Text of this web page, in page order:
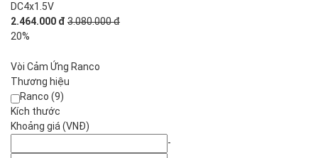
DC4x1.5V
2.464.000 đ 3.080.000 đ
20%
Vòi Cảm Ứng Ranco
Thương hiệu
Ranco (9)
Kích thước
Khoảng giá (VNĐ)
-